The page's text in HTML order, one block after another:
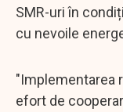
SMR-uri în
cu nevoile
"Implementarea
efort de